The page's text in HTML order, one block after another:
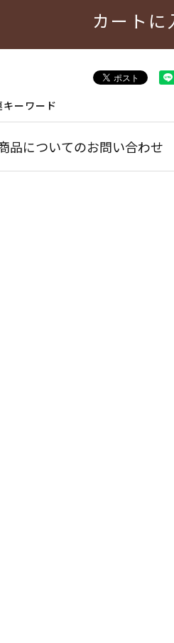
カートに
キーワード
品についてのお問い合わせ